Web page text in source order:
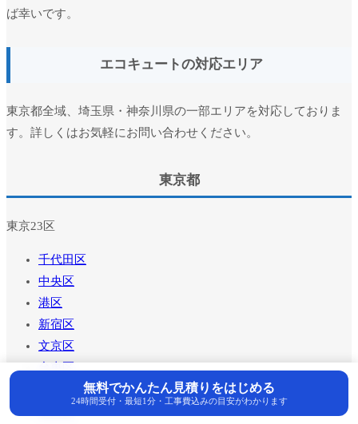
ば幸いです。
エコキュートの対応エリア
東京都全域、埼玉県・神奈川県の一部エリアを対応しておりま
す。詳しくはお気軽にお問い合わせください。
東京都
東京23区
千代田区
中央区
港区
新宿区
文京区
無料でかんたん見積りをはじめる
24時間受付・最短1分・工事費込みの目安がわかります